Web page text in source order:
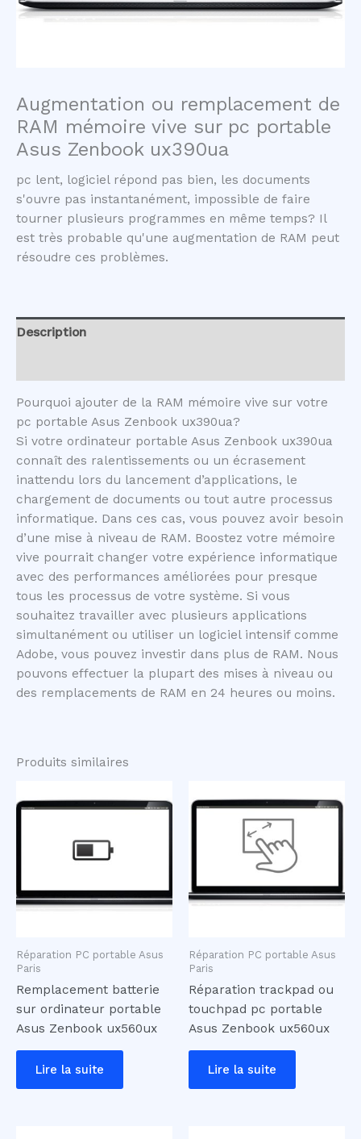
Augmentation ou remplacement de
RAM mémoire vive sur pc portable
Asus Zenbook ux390ua
pc lent, logiciel répond pas bien, les documents
s'ouvre pas instantanément, impossible de faire
tourner plusieurs programmes en même temps? Il
est très probable qu'une augmentation de RAM peut
résoudre ces problèmes.
Description
Pourquoi ajouter de la RAM mémoire vive sur votre
pc portable Asus Zenbook ux390ua?
Si votre ordinateur portable Asus Zenbook ux390ua
connaît des ralentissements ou un écrasement
inattendu lors du lancement d’applications, le
chargement de documents ou tout autre processus
informatique. Dans ces cas, vous pouvez avoir besoin
d’une mise à niveau de RAM. Boostez votre mémoire
vive pourrait changer votre expérience informatique
avec des performances améliorées pour presque
tous les processus de votre système. Si vous
souhaitez travailler avec plusieurs applications
simultanément ou utiliser un logiciel intensif comme
Adobe, vous pouvez investir dans plus de RAM. Nous
pouvons effectuer la plupart des mises à niveau ou
des remplacements de RAM en 24 heures ou moins.
Produits similaires
Réparation PC portable Asus
Paris
Remplacement batterie
sur ordinateur portable
Asus Zenbook ux560ux
Lire la suite
Réparation PC portable Asus
Paris
Réparation trackpad ou
touchpad pc portable
Asus Zenbook ux560ux
Lire la suite